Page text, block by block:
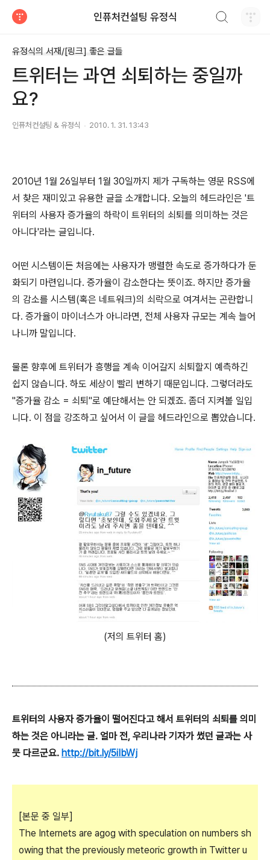
인퓨처컨설팅 유정식
유정식의 서재/[링크] 좋은 글들
트위터는 과연 쇠퇴하는 중일까
요?
인퓨처컨설팅 & 유정식 2010. 1. 31. 13:43
2010년 1월 26일부터 1월 30일까지 제가 구독하는 영문 RSS에
서 찾은 재미있고 유용한 글을 소개합니다. 오늘의 헤드라인은 '트
위터의 사용자 증가율의 하락이 트위터의 쇠퇴를 의미하는 것은
아니다'라는 글입니다.
어떤 시스템이든 처음에는 사용자가 맹렬한 속도로 증가하다가 둔
화되기 마련입니다. 증가율이 감소한다는 뜻이죠. 하지만 증가율
의 감소를 시스템(혹은 네트워크)의 쇠락으로 여겨서는 곤란합니
다. 증가율이 마이너스가 아니라면, 전체 사용자 규모는 계속 늘어
나니까 말입니다.
물론 향후에 트위터가 흥행을 계속 이어갈지 쇠퇴할지 예측하긴
쉽지 않습니다. 하도 세상이 빨리 변하기 때문입니다. 그렇더라도
"증가율 감소 = 쇠퇴"로 예단해서는 안 되겠죠. 좀더 지켜볼 일입
니다. 이 점을 강조하고 싶어서 이 글을 헤드라인으로 뽑았습니다.
(저의 트위터 홈)
트위터의 사용자 증가율이 떨어진다고 해서 트위터의 쇠퇴를 의미
하는 것은 아니라는 글. 얼마 전, 우리나라 기자가 썼던 글과는 사
뭇 다르군요. http://bit.ly/5iIbWj
[본문 중 일부]
The Internets are agog with speculation on numbers sh
owing that the previously meteoric growth in Twitter u